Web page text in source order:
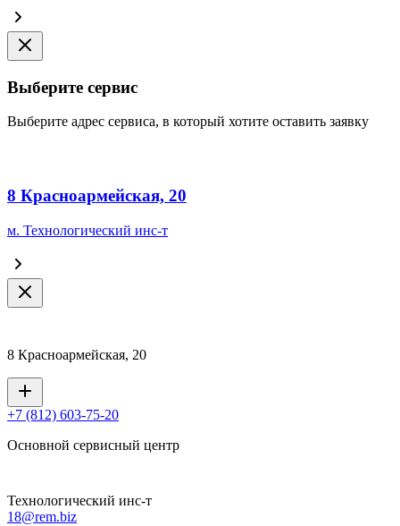
Выберите сервис
Выберите адрес сервиса, в который хотите оставить заявку
8 Красноармейская, 20
м. Технологический инс-т
8 Красноармейская, 20
+7 (812) 603-75-20
Основной сервисный центр
Технологический инс-т
18@rem.biz